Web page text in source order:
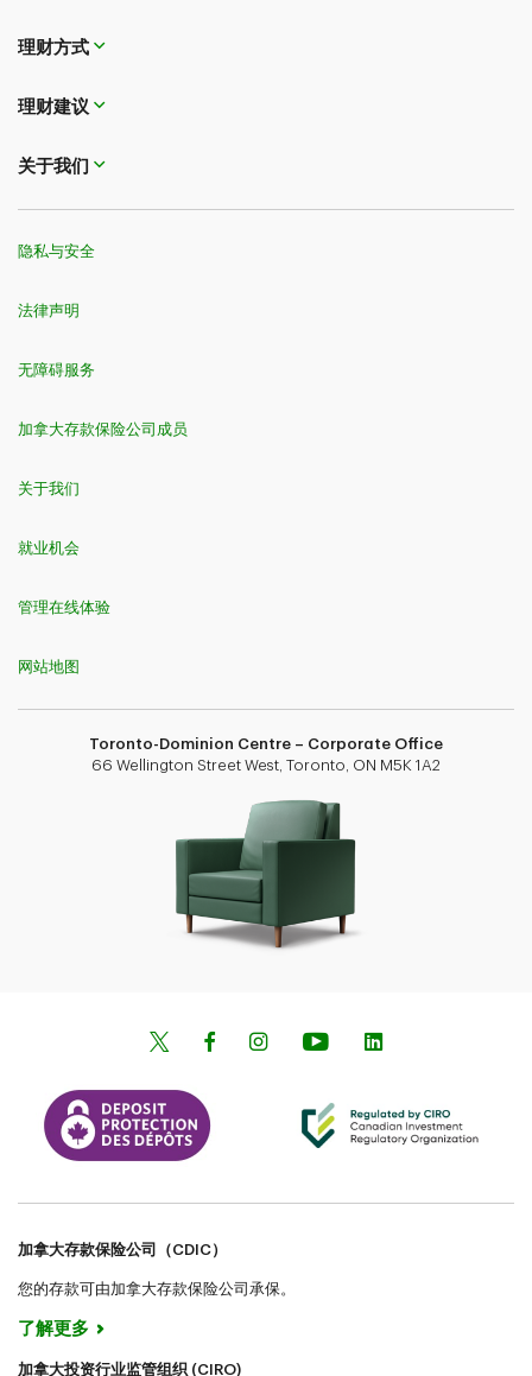
理财方式
理财建议
关于我们
隐私与安全
法律声明
无障碍服务
加拿大存款保险公司成员
关于我们
就业机会
管理在线体验
网站地图
Toronto-Dominion Centre – Corporate Office
66 Wellington Street West, Toronto, ON M5K 1A2
加拿大存款保险公司（CDIC）
您的存款可由加拿大存款保险公司承保。
了解更多
加拿大投资行业监管组织 (CIRO)